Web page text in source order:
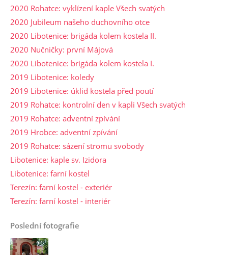
2020 Rohatce: vyklízení kaple Všech svatých
2020 Jubileum našeho duchovního otce
2020 Libotenice: brigáda kolem kostela II.
2020 Nučničky: první Májová
2020 Libotenice: brigáda kolem kostela I.
2019 Libotenice: koledy
2019 Libotenice: úklid kostela před poutí
2019 Rohatce: kontrolní den v kapli Všech svatých
2019 Rohatce: adventní zpívání
2019 Hrobce: adventní zpívání
2019 Rohatce: sázení stromu svobody
Libotenice: kaple sv. Izidora
Libotenice: farní kostel
Terezín: farní kostel - exteriér
Terezín: farní kostel - interiér
Poslední fotografie